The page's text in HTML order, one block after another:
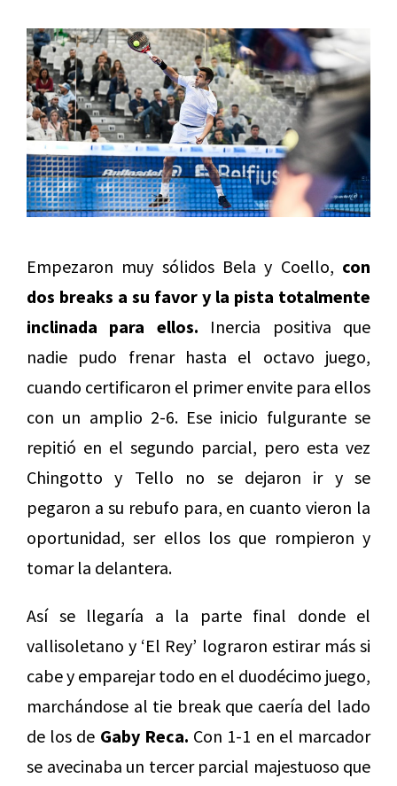
Empezaron muy sólidos Bela y Coello, con
dos breaks a su favor y la pista totalmente
inclinada para ellos. Inercia positiva que
nadie pudo frenar hasta el octavo juego,
cuando certificaron el primer envite para ellos
con un amplio 2-6. Ese inicio fulgurante se
repitió en el segundo parcial, pero esta vez
Chingotto y Tello no se dejaron ir y se
pegaron a su rebufo para, en cuanto vieron la
oportunidad, ser ellos los que rompieron y
tomar la delantera.
Así se llegaría a la parte final donde el
vallisoletano y ‘El Rey’ lograron estirar más si
cabe y emparejar todo en el duodécimo juego,
marchándose al tie break que caería del lado
de los de Gaby Reca. Con 1-1 en el marcador
se avecinaba un tercer parcial majestuoso que